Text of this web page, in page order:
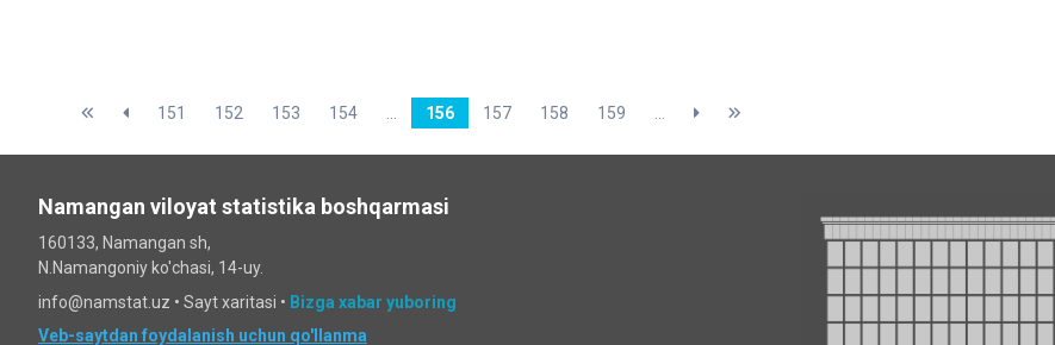
151 152 153 154 ... 156 157 158 159 ...
Namangan viloyat statistika boshqarmasi
160133, Namangan sh,
N.Namangoniy ko'chasi, 14-uy.
info@namstat.uz • Sayt xaritasi • Bizga xabar yuboring
Veb-saytdan foydalanish uchun qo'llanma